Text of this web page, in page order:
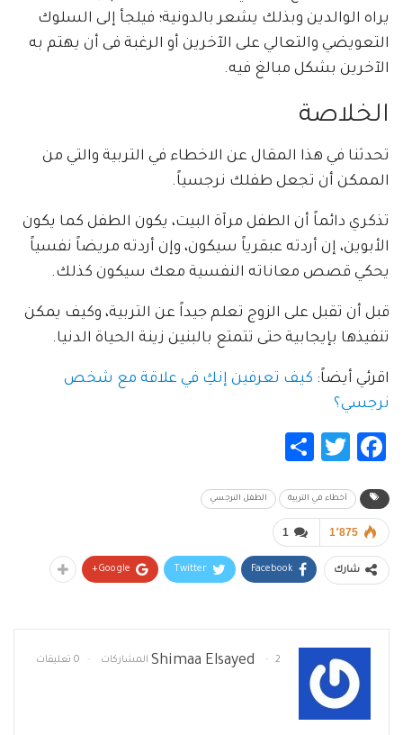
يراه الوالدين وبذلك يشعر بالدونية؛ فيلجأ إلى السلوك
التعويضي والتعالي على الآخرين أو الرغبة فى أن يهتم به
الآخرين بشكل مبالغ فيه.
الخلاصة
تحدثنا في هذا المقال عن الاخطاء في التربية والتي من
الممكن أن تجعل طفلك نرجسياً.
تذكري دائماً أن الطفل مرآة البيت، يكون الطفل كما يكون
الأبوين، إن أردته عبقرياً سيكون، وإن أردته مريضاً نفسياً
يحكي قصص معاناته النفسية معك سيكون كذلك.
قبل أن تقبل على الزوج تعلم جيداً عن التربية، وكيف يمكن
تنفيذها بإيجابية حتى تتمتع بالبنين زينة الحياة الدنيا.
اقرئي أيضاً: كيف تعرفين إنكِ في علاقة مع شخص
نرجسي؟
Facebook
Twitter
أخطاء في التربية الطفل النرجسي
1 1٬875
شارك Facebook
Twitter
Google+
Shimaa Elsayed 2 المشاركات 0 تعليقات